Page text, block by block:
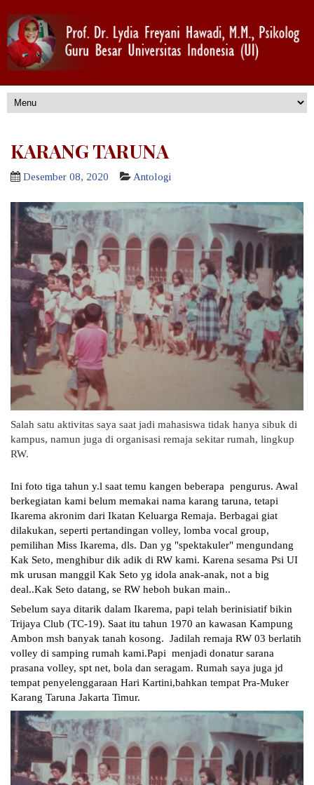
KARANG TARUNA
Desember 08, 2020 Antologi
Salah satu aktivitas saya saat jadi mahasiswa tidak hanya sibuk di
kampus, namun juga di organisasi remaja sekitar rumah, lingkup
RW.
Ini foto tiga tahun y.l saat temu kangen beberapa  pengurus. Awal
berkegiatan kami belum memakai nama karang taruna, tetapi
Ikarema akronim dari Ikatan Keluarga Remaja. Berbagai giat
dilakukan, seperti pertandingan volley, lomba vocal group,
pemilihan Miss Ikarema, dls. Dan yg "spektakuler" mengundang
Kak Seto, menghibur dik adik di RW kami. Karena sesama Psi UI
mk urusan manggil Kak Seto yg idola anak-anak, not a big
deal..Kak Seto datang, se RW heboh bukan main..
Sebelum saya ditarik dalam Ikarema, papi telah berinisiatif bikin
Trijaya Club (TC-19). Saat itu tahun 1970 an kawasan Kampung
Ambon msh banyak tanah kosong.  Jadilah remaja RW 03 berlatih
volley di samping rumah kami.Papi  menjadi donatur sarana
prasana volley, spt net, bola dan seragam. Rumah saya juga jd
tempat penyelenggaraan Hari Kartini,bahkan tempat Pra-Muker
Karang Taruna Jakarta Timur.